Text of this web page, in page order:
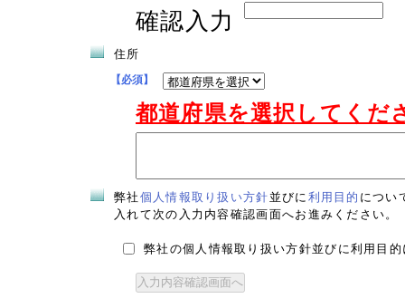
確認入力
住所
【必須】
都道府県を選択してくだ
弊社 個人情報取り扱い方針並びに 利用目的 につい
入れて次の入力内容確認画面へお進みください。
弊社の個人情報取り扱い方針並びに利用目